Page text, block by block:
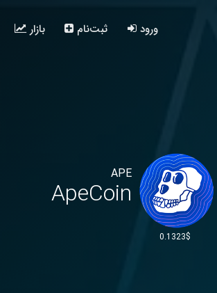
ورود ثبت‌نام بازار
0.1323$
APE
ApeCoin